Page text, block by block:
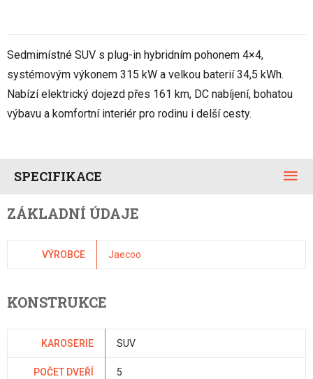
Sedmimístné SUV s plug-in hybridním pohonem 4×4,
systémovým výkonem 315 kW a velkou baterií 34,5 kWh.
Nabízí elektrický dojezd přes 161 km, DC nabíjení, bohatou
výbavu a komfortní interiér pro rodinu i delší cesty.
SPECIFIKACE
ZÁKLADNÍ ÚDAJE
VÝROBCE Jaecoo
KONSTRUKCE
KAROSERIE SUV
POČET DVEŘÍ 5